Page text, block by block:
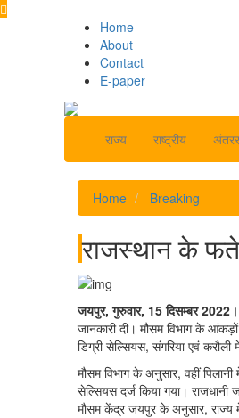
Home
About
Contact
E-paper
राज्य राष्ट्रीय
Home Breaking
राजस्थान के
जयपुर, गुरुवार, 15 दिसम्बर 2022।
जानकारी दी। मौसम विभाग के
डिग्री सेल्सियस, संगरिया एवं
मौसम विभाग के अनुसार, वहीं
सेल्सियस दर्ज किया गया।
मौसम केंद्र जयपुर के अनुसार, राज्य में